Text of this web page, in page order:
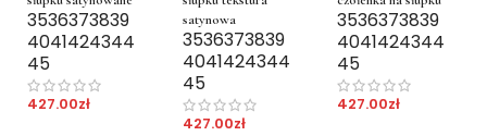
3536373839
4041424344
45
427.00zł
satynowa
3536373839
4041424344
45
427.00zł
3536373839
4041424344
45
427.00zł